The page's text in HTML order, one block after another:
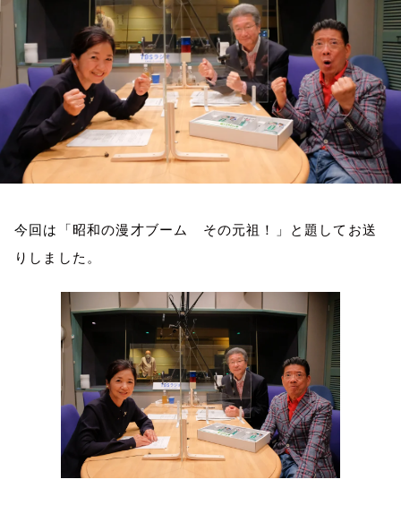
今回は「 昭和の漫才ブーム その元祖！ 」
と題してお送
りしました。